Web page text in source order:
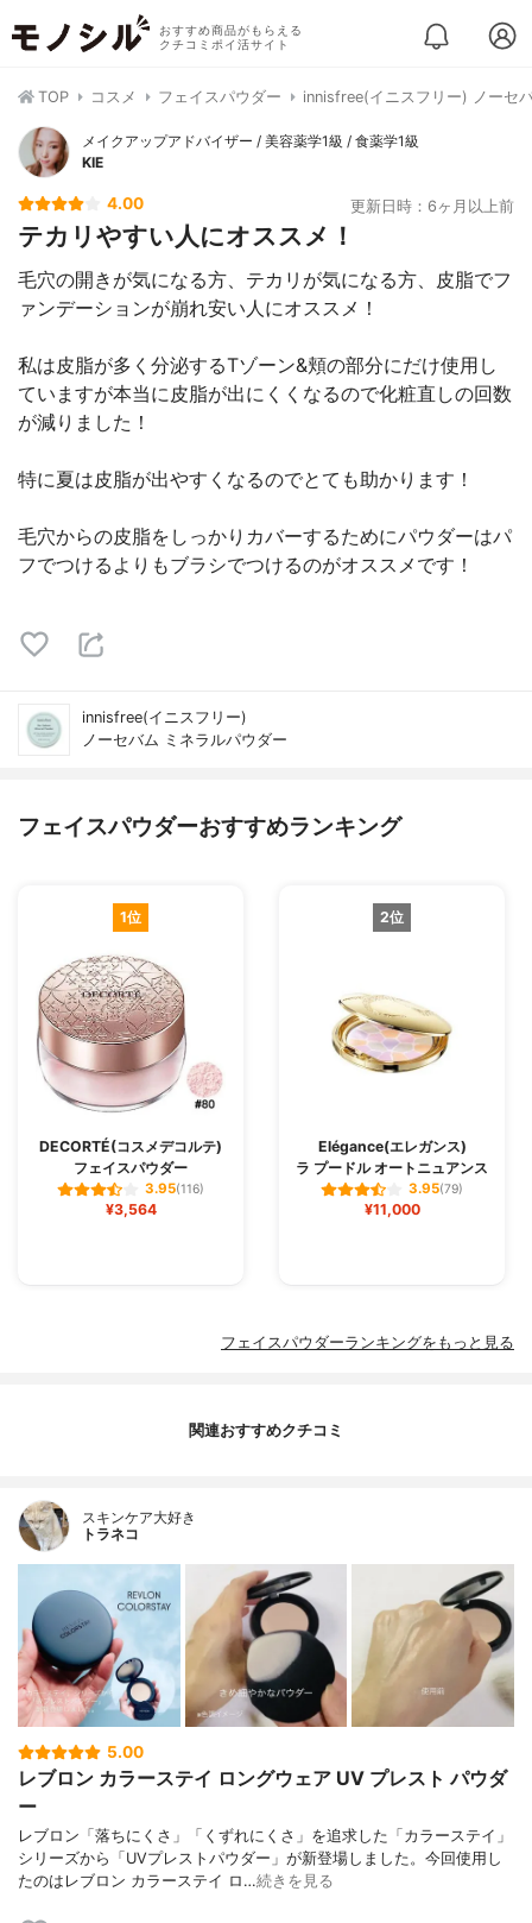
おすすめ商品がもらえる
クチコミポイ活サイト
TOP コスメ フェイスパウダー innisfree(イニスフリー) ノーセ
メイクアップアドバイザー / 美容薬学1級 / 食薬学1級
KIE
4.00 更新日時：6ヶ月以上前
テカリやすい人にオススメ！
毛穴の開きが気になる方、テカリが気になる方、皮脂でフ
ァンデーションが崩れ安い人にオススメ！
私は皮脂が多く分泌するTゾーン&頬の部分にだけ使用し
ていますが本当に皮脂が出にくくなるので化粧直しの回数
が減りました！
特に夏は皮脂が出やすくなるのでとても助かります！
毛穴からの皮脂をしっかりカバーするためにパウダーはパ
フでつけるよりもブラシでつけるのがオススメです！
innisfree(イニスフリー)
ノーセバム ミネラルパウダー
フェイスパウダーおすすめランキング
1位
DECORTÉ(コスメデコルテ)
フェイスパウダー
3.95(116)
¥3,564
2位
Elégance(エレガンス)
ラ プードル オートニュアンス
3.95(79)
¥11,000
フェイスパウダーランキングをもっと見る
関連おすすめクチコミ
スキンケア大好き
トラネコ
5.00
レブロン カラーステイ ロングウェア UV プレスト パウダ
ー
レブロン「落ちにくさ」「くずれにくさ」を追求した「カラーステイ」
シリーズから「UVプレストパウダー」が新登場しました。今回使用し
たのはレブロン カラーステイ ロ…続きを見る